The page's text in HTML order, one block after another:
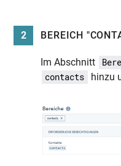
2 BEREICH
Im Abschnitt
contacts hinzu